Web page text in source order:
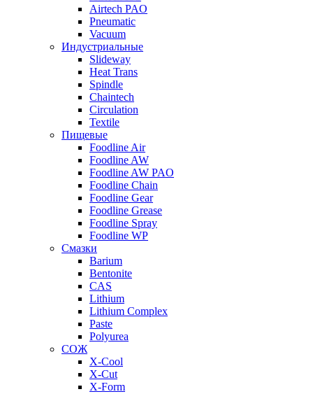
Airtech PAO
Pneumatic
Vacuum
Индустриальные
Slideway
Heat Trans
Spindle
Chaintech
Circulation
Textile
Пищевые
Foodline Air
Foodline AW
Foodline AW PAO
Foodline Chain
Foodline Gear
Foodline Grease
Foodline Spray
Foodline WP
Смазки
Barium
Bentonite
CAS
Lithium
Lithium Complex
Paste
Polyurea
СОЖ
X-Cool
X-Cut
X-Form